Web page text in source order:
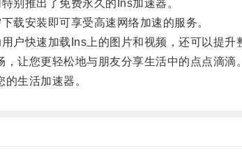
推出了免费永久的Ins加速器。
安装即可享受高速网络加速的服务。
快速加载Ins上的图片和视频，还可以提升
您更轻松地与朋友分享生活中的点点滴滴。
生活加速器。